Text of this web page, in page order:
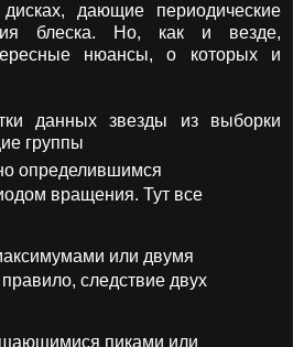
дающие периодические
блеска. Но, как и везде,
нюансы, о которых и
данных звезды из выборки
группы
определившимся
вращения. Тут все
или двумя
следствие двух
пиками или